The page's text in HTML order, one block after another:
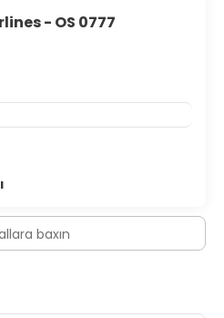
from 6:30 AM to 10:30 AM for
a 24-hour front desk,
storage.
- OS 0777
baxın